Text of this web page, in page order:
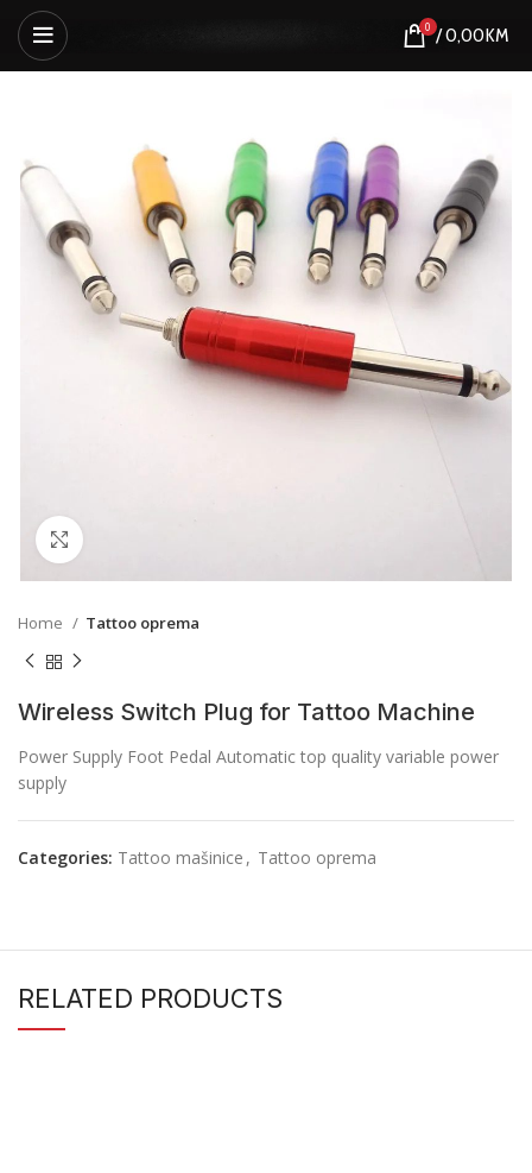
0 /0,00KM
Home Tattoo oprema
Wireless Switch Plug for Tattoo Machine
Power Supply Foot Pedal Automatic top quality variable power
supply
Categories: Tattoo mašinice , Tattoo oprema
RELATED PRODUCTS